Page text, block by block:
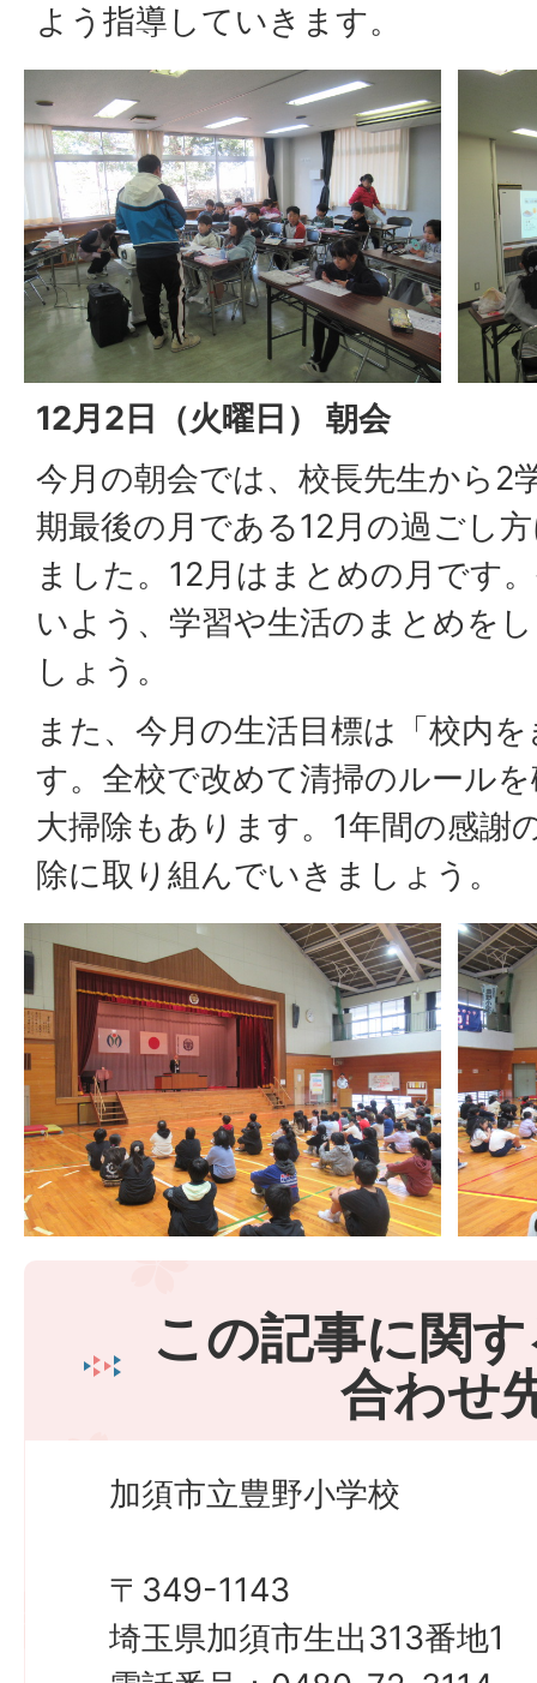
よう指導していきます。
12月2日（火曜日） 朝会
今月の朝会では、校長先生から2
期最後の月である12月の過ごし
ました。12月はまとめの月です
いよう、学習や生活のまとめを
しょう。
また、今月の生活目標は「校内
す。全校で改めて清掃のルール
大掃除もあります。1年間の感謝
除に取り組んでいきましょう。
この記事に関
合わせ
加須市立豊野小学校
〒349-1143
埼玉県加須市生出313番地1